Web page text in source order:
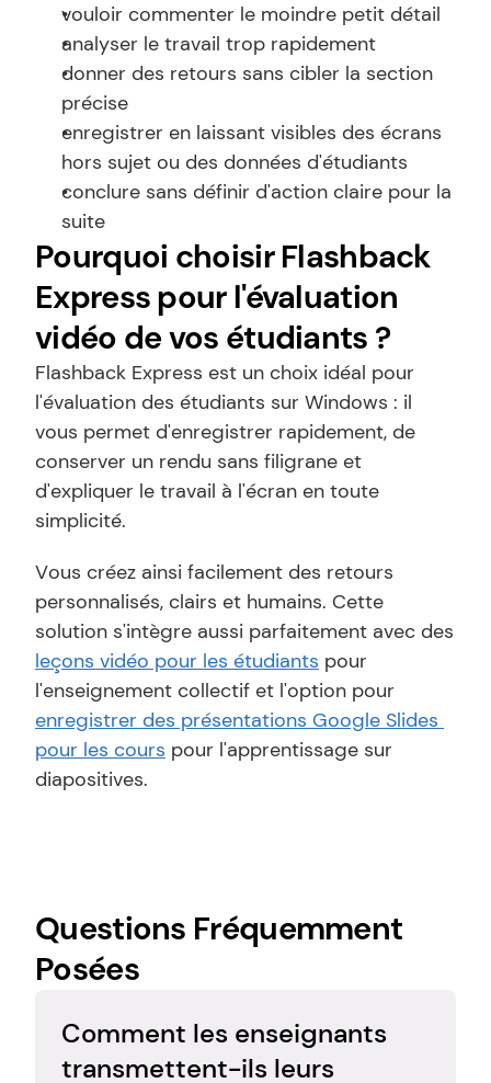
vouloir commenter le moindre petit détail
analyser le travail trop rapidement
donner des retours sans cibler la section
précise
enregistrer en laissant visibles des écrans
hors sujet ou des données d'étudiants
conclure sans définir d'action claire pour la
suite
Pourquoi choisir Flashback
Express pour l'évaluation
vidéo de vos étudiants ?
Flashback Express est un choix idéal pour
l'évaluation des étudiants sur Windows : il
vous permet d'enregistrer rapidement, de
conserver un rendu sans filigrane et
d'expliquer le travail à l'écran en toute
simplicité.
Vous créez ainsi facilement des retours
personnalisés, clairs et humains. Cette
leçons vidéo pour les étudiants pour
enregistrer des présentations Google Slides
pour les cours pour l'apprentissage sur
diapositives.
Questions Fréquemment
Posées
Comment les enseignants
transmettent-ils leurs